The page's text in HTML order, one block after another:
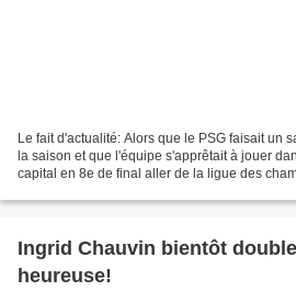
Le fait d'actualité: Alors que le PSG faisait un
la saison et que l'équipe s'apprêtait à jouer
capital en 8e de final aller de la ligue des
Ingrid Chauvin bientôt
heureuse!